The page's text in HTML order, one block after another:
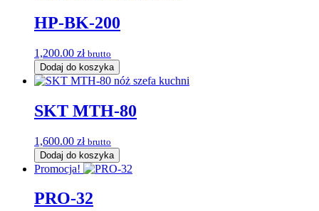
HP-BK-200
1,200.00 zł brutto
Dodaj do koszyka
SKT MTH-80
1,600.00 zł brutto
Dodaj do koszyka
Promocja!
PRO-32